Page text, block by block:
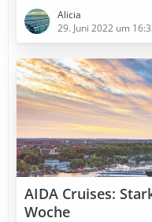
Alicia
29. Juni 2022 um
AIDA Cruises:
Woche